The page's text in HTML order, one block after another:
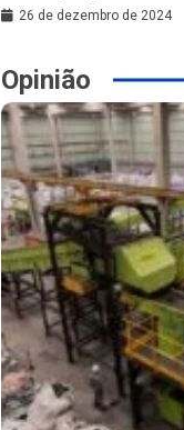
26 de dezembro de 2024
Opinião